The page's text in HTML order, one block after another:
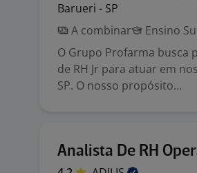
Barueri - SP
A combinar
Ensino
O Grupo Profarma busca
de RH Jr para atuar em
SP. O nosso propósito...
Analista De RH